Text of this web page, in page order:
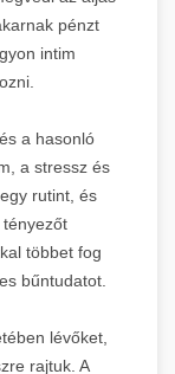
pénzt
intim
a hasonló
a stressz és
rutint, és
többet fog
bűntudatot.
lévőket,
rajtuk. A